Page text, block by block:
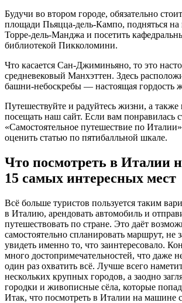
Будучи во втором городе, обязательно
площади Пьяцца-дель-Кампо, подняться
Торре-дель-Манджа и посетить
библиотекой Пикколомини.
Что касается Сан-Джиминьяно, то это
средневековый Манхэттен. Здесь
башни-небоскребы — настоящая гордость
Путешествуйте и радуйтесь жизни, а также
посещать наш сайт. Если вам понравилась
«Самостоятельное путешествие по
оценить статью по пятибалльной шкале.
Что посмотреть в Италии
15 самых интересных мест
Всё больше туристов пользуется таким
в Италию, арендовать автомобиль и
путешествовать по стране. Это даёт
самостоятельно спланировать маршрут, не
увидеть именно то, что заинтересовало.
много достопримечательностей, что даже
один раз охватить всё. Лучше всего
нескольких крупных городов, а заодно
городки и живописные сёла, которые
Итак, что посмотреть в Италии на машине